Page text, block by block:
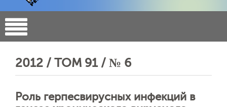
2012 / ТОМ 91 / № 6
Роль герпесвирусных инфекций в